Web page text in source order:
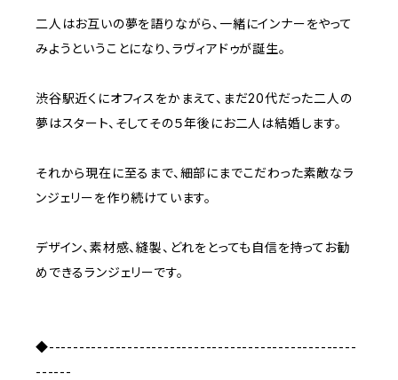
二人はお互いの夢を語りながら、一緒にインナーをやって
みようということになり、ラヴィアドゥが誕生。
渋谷駅近くにオフィスをかまえて、まだ20代だった二人の
夢はスタート、そしてその５年後にお二人は結婚します。
それから現在に至るまで、細部にまでこだわった素敵なラ
ンジェリーを作り続けています。
デザイン、素材感、縫製、どれをとっても自信を持ってお勧
めできるランジェリーです。
◆---------------------------------------------------
------